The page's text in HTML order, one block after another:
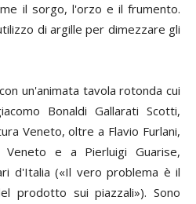
il sorgo, l'orzo e il frumento.
di argille per dimezzare gli
un'animata tavola rotonda cui
Bonaldi Gallarati Scotti,
Veneto, oltre a Flavio Furlani,
Veneto e a Pierluigi Guarise,
d'Italia («Il vero problema è il
prodotto sui piazzali»). Sono